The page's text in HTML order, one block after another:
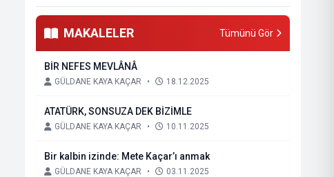
MAKALELER Tümünü Gör
BİR NEFES MEVLÂNÂ
GÜLDANE KAYA KAÇAR • 18.12.2025
ATATÜRK, SONSUZA DEK BİZİMLE
GÜLDANE KAYA KAÇAR • 10.11.2025
Bir kalbin izinde: Mete Kaçar’ı anmak
GÜLDANE KAYA KAÇAR • 03.11.2025